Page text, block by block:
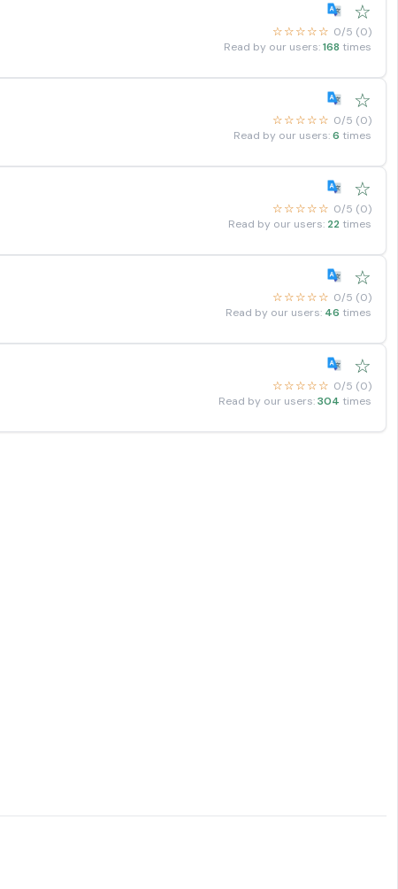
☆
☆☆☆☆☆ 0/5 (0)
Read by our users:168 times
☆
☆☆☆☆☆ 0/5 (0)
Read by our users:6 times
☆
☆☆☆☆☆ 0/5 (0)
Read by our users: 22 times
☆
☆☆☆☆☆ 0/5 (0)
Read by our users: 46 times
☆
☆☆☆☆☆ 0/5 (0)
Read by our users:304 times